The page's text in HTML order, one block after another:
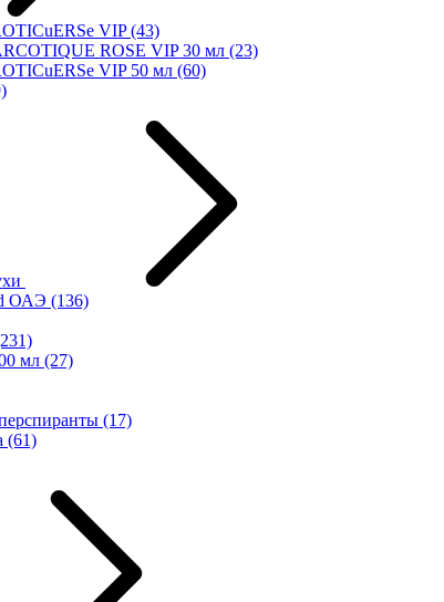
VIP(43)
ROSE VIP 30 мл (23)
VIP 50 мл (60)
ОАЭ (136)
мл (27)
(17)
(61)